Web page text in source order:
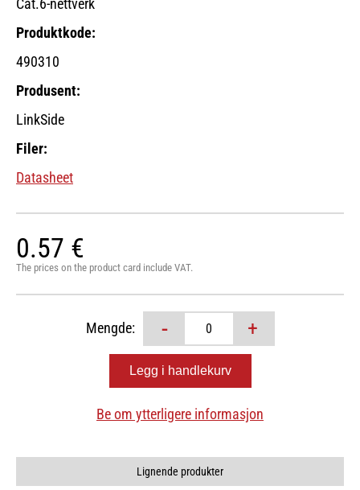
Produktkode:
490310
Produsent:
LinkSide
Filer:
Datasheet
0.57 €
The prices on the product card include VAT.
Mengde: - +
Be om ytterligere informasjon
Lignende produkter